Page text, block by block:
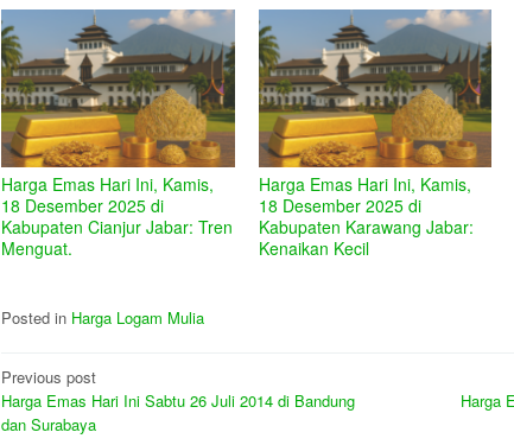
Harga Emas Hari Ini, Kamis,
18 Desember 2025 di
Kabupaten Cianjur Jabar: Tren
Menguat.
Harga Emas Hari Ini, Kamis,
18 Desember 2025 di
Kabupaten Karawang Jabar:
Kenaikan Kecil
Posted in Harga Logam Mulia
Post
navigation
Previous post
Harga Emas Hari Ini Sabtu 26 Juli 2014 di Bandung
dan Surabaya
Harga